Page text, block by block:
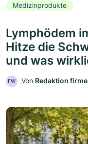
Medizinprodukte
Lymphödem
Hitze die
und was
FW Von Redaktion